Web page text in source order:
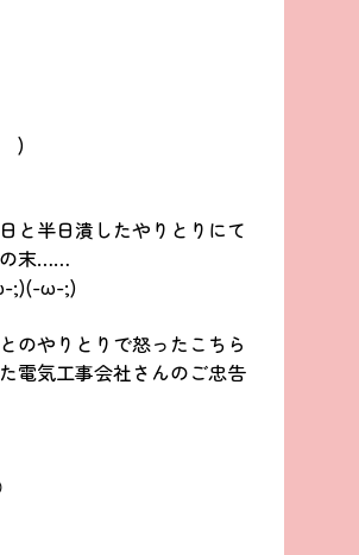
)
と半日潰したやりとりにて
末……
;)(-ω-;)
のやりとりで怒ったこちら
電気工事会社さんのご忠告